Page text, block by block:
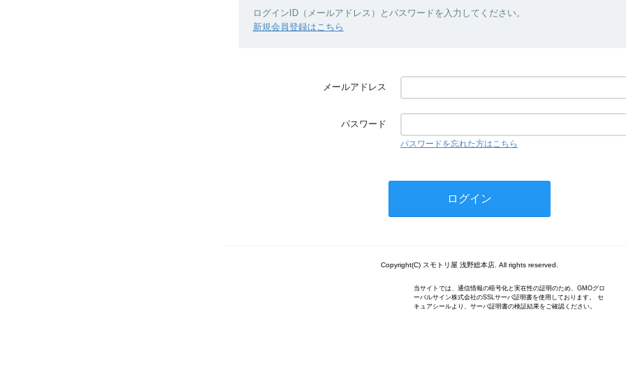
ログインID（メールアドレス）とパスワードを入力してください。
新規会員登録はこちら
メールアドレス
パスワード
パスワードを忘れた方はこちら
Copyright(C) スモトリ屋 浅野総本店. All rights reserved.
当サイトでは、通信情報の暗号化と実在性の証明のため、GMOグロ
ーバルサイン株式会社のSSLサーバ証明書を使用しております。 セ
キュアシールより、サーバ証明書の検証結果をご確認ください。